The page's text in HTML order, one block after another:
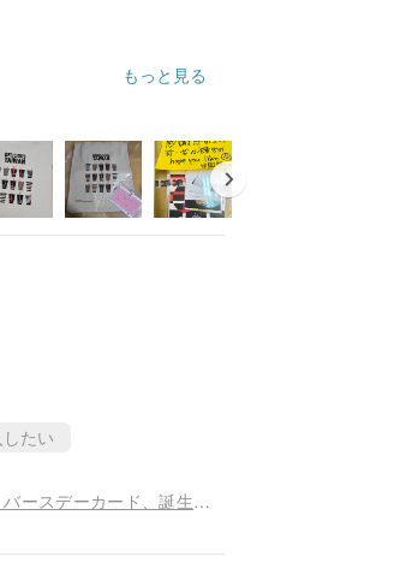
もっと見る
たい
耐水ステッカー、バイクステッカー、スーツケースステッカー、バースデーカード、誕生日、ヘルメットステッカー、悠遊カード